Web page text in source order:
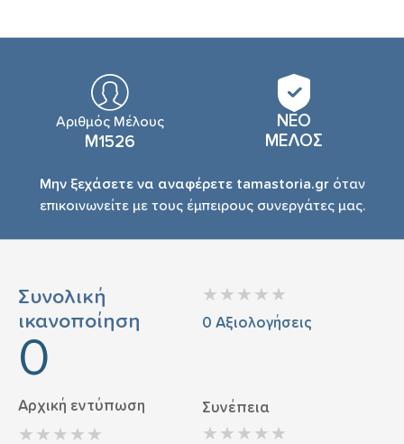
Αριθμός Μέλους
Μ1526
ΝΕΟ
ΜΕΛΟΣ
Μην ξεχάσετε να αναφέρετε tamastoria.gr όταν
επικοινωνείτε με τους έμπειρους συνεργάτες μας.
Συνολική
ικανοποίηση
0
0 Αξιολογήσεις
Αρχική εντύπωση Συνέπεια